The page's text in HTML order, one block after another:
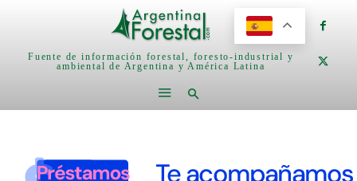
Fuente de información forestal, foresto-industrial y
ambiental de Argentina y América Latina